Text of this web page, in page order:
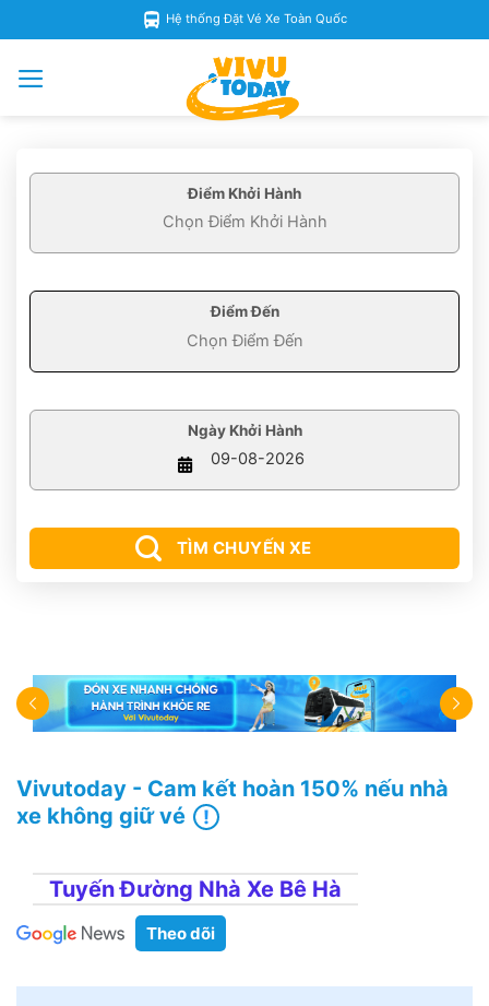
Hệ thống Đặt Vé Xe Toàn Quốc
Điểm Khởi Hành
Điểm Đến
Ngày Khởi Hành
TÌM CHUYẾN XE
Vivutoday - Cam kết hoàn 150% nếu nhà
xe không giữ vé
Tuyến Đường Nhà Xe Bê Hà
Theo dõi